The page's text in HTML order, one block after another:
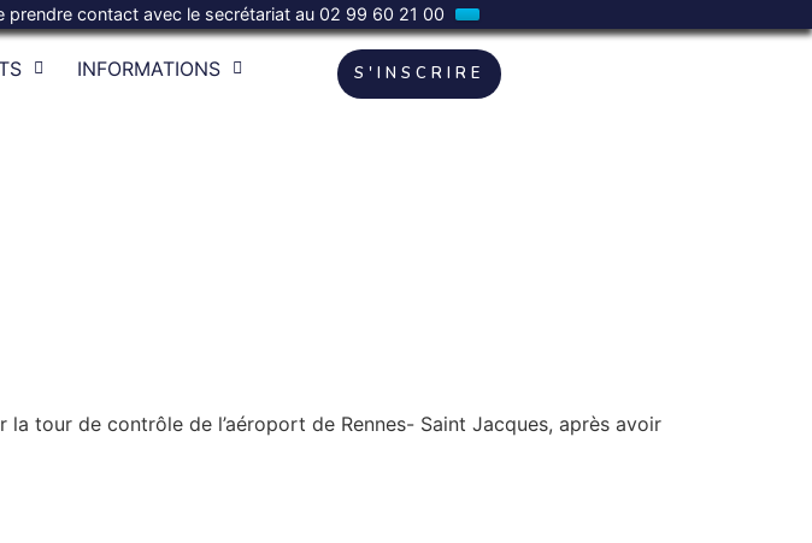
contact avec le secrétariat au 02 99 60 21 00
INFORMATIONS S'INSCRIRE
tour de contrôle de l’aéroport de Rennes- Saint Jacques, après avoir